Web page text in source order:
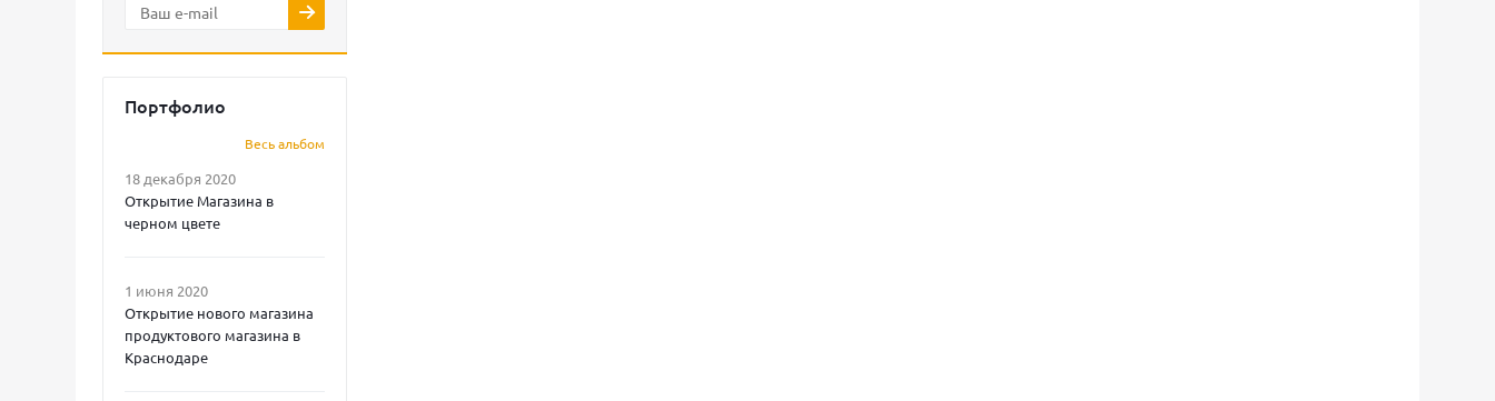
Портфолио
Весь альбом
18 декабря 2020
Открытие Магазина в
черном цвете
1 июня 2020
Открытие нового магазина
продуктового магазина в
Краснодаре